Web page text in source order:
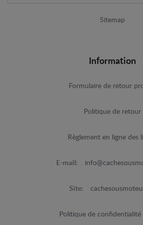
Sitemap
Information
Formulaire de retour
Politique de retour
Règlement en ligne des
E-mail:
Site:
Politique de confidentialité